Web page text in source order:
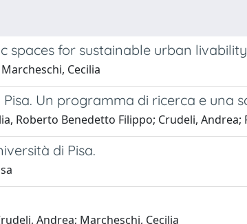
spaces for sustainable urban livability
Cecilia
Un programma di ricerca e una
Roberto Benedetto Filippo; Crudeli,
di Pisa.
Andrea; Marcheschi, Cecilia